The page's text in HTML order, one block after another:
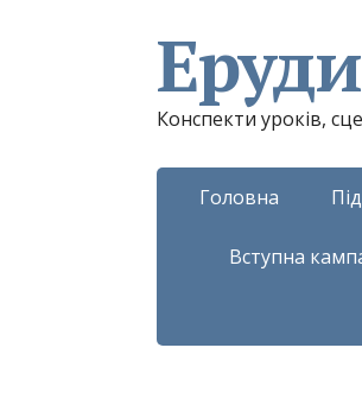
Конспекти уроків,
Головна
Вступна